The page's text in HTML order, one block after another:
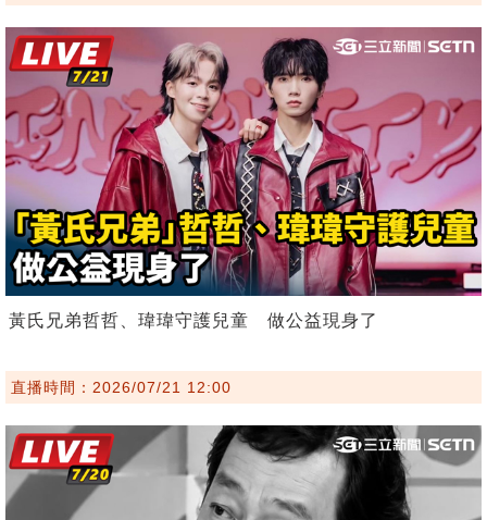
黃氏兄弟哲哲、瑋瑋守護兒童 做公益現身了
直播時間：2026/07/21 12:00